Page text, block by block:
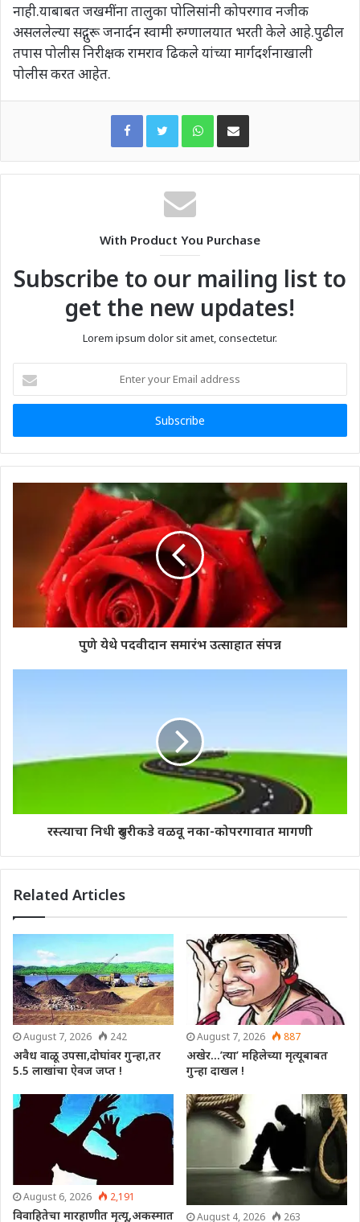
नाही.याबाबत जखमींना तालुका पोलिसांनी कोपरगाव नजीक
असललेल्या सद्गुरू जनार्दन स्वामी रुग्णालयात भरती केले आहे.पुढील
तपास पोलीस निरीक्षक रामराव ढिकले यांच्या मार्गदर्शनाखाली
पोलीस करत आहेत.
WhatsAppShare via Email
With Product You Purchase
Subscribe to our mailing list to
get the new updates!
Lorem ipsum dolor sit amet, consectetur.
your
Email
पुणे येथे पदवीदान समारंभ उत्साहात संपन्न
रस्त्याचा निधी दुसरीकडे वळवू नका-कोपरगावात मागणी
Related Articles
August 7, 2026 242
अवैध वाळू उपसा,दोघांवर गुन्हा,तर
5.5 लाखांचा ऐवज जप्त !
August 7, 2026 887
अखेर…’त्या’ महिलेच्या मृत्यूबाबत
गुन्हा दाखल !
August 6, 2026 2,191
विवाहितेचा मारहाणीत मृत्यू,अकस्मात
August 4, 2026 263